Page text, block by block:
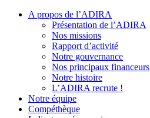
A propos de l’ADIRA
Présentation de l’ADIRA
Nos missions
Rapport d’activité
Notre gouvernance
Nos principaux financeurs
Notre histoire
L’ADIRA recrute !
Notre équipe
Compéthèque